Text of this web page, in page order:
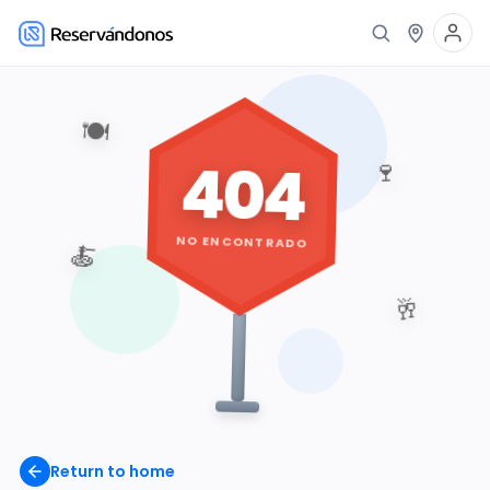
Return to home
🍽️
🍷
🥂
🍝
404
NO ENCONTRADO